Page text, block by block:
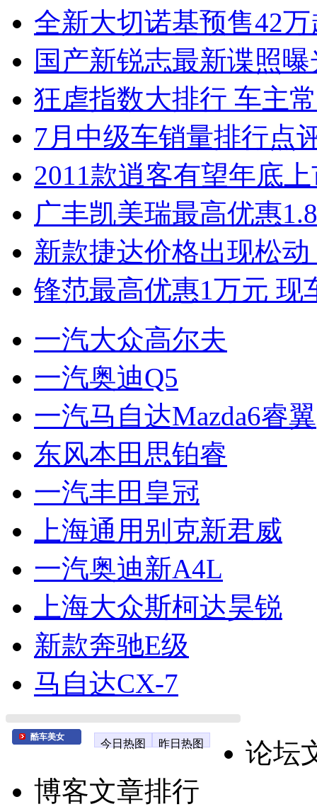
全新大切诺基预售42
国产新锐志最新谍照
狂虐指数大排行 车主
7月中级车销量排行点
2011款逍客有望年底
广丰凯美瑞最高优惠
新款捷达价格出现松
锋范最高优惠1万元 现
一汽大众高尔夫
一汽奥迪Q5
一汽马自达Mazda6睿翼
东风本田思铂睿
一汽丰田皇冠
上海通用别克新君威
一汽奥迪新A4L
上海大众斯柯达昊锐
新款奔驰E级
马自达CX-7
酷车美女
今日热图 昨日热图
论坛
博客文章排行